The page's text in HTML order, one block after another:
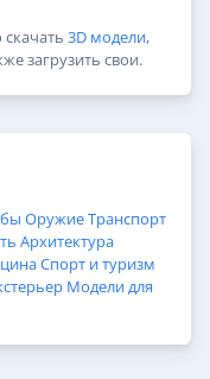
3D модели,
загрузить свои.
ОружиеТранспорт
Архитектура
Спорт и туризм
Модели для